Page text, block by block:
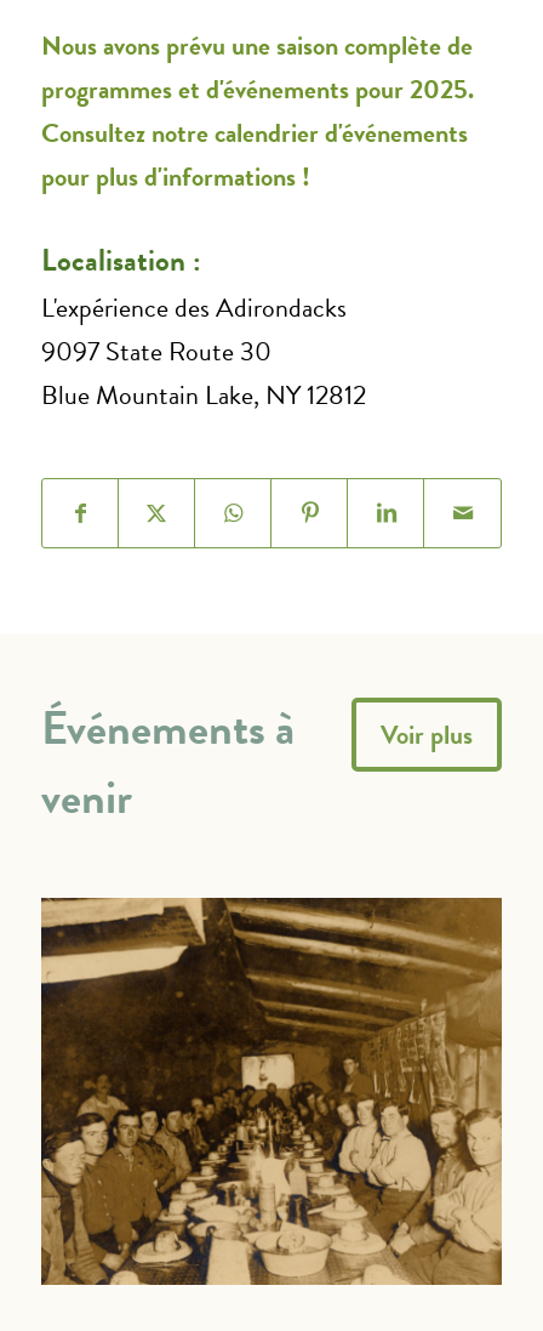
Nous avons prévu une saison complète de
programmes et d'événements pour 2025.
Consultez notre calendrier d'événements
pour plus d'informations !
Localisation :
L'expérience des Adirondacks
9097 State Route 30
Blue Mountain Lake, NY 12812
Événements à
venir
Voir plus